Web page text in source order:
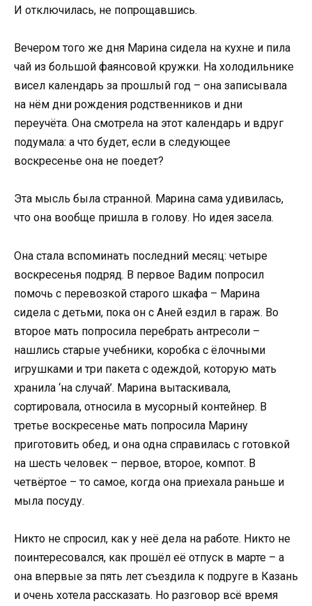
И отключилась, не попрощавшись.
Вечером того же дня Марина сидела на кухне и пила
чай из большой фаянсовой кружки. На холодильнике
висел календарь за прошлый год – она записывала
на нём дни рождения родственников и дни
переучёта. Она смотрела на этот календарь и вдруг
подумала: а что будет, если в следующее
воскресенье она не поедет?
Эта мысль была странной. Марина сама удивилась,
что она вообще пришла в голову. Но идея засела.
Она стала вспоминать последний месяц: четыре
воскресенья подряд. В первое Вадим попросил
помочь с перевозкой старого шкафа – Марина
сидела с детьми, пока он с Аней ездил в гараж. Во
второе мать попросила перебрать антресоли –
нашлись старые учебники, коробка с ёлочными
игрушками и три пакета с одеждой, которую мать
хранила ‘на случай’. Марина вытаскивала,
сортировала, относила в мусорный контейнер. В
третье воскресенье мать попросила Марину
приготовить обед, и она одна справилась с готовкой
на шесть человек – первое, второе, компот. В
четвёртое – то самое, когда она приехала раньше и
мыла посуду.
Никто не спросил, как у неё дела на работе. Никто не
поинтересовался, как прошёл её отпуск в марте – а
она впервые за пять лет съездила к подруге в Казань
и очень хотела рассказать. Но разговор всё время